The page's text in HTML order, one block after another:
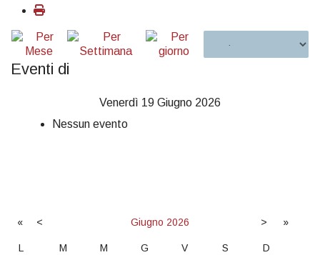
Eventi di
Venerdì 19 Giugno 2026
Nessun evento
« < Giugno 2026 > »
L M M G V S D